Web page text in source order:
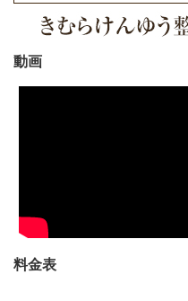
動画
料金表